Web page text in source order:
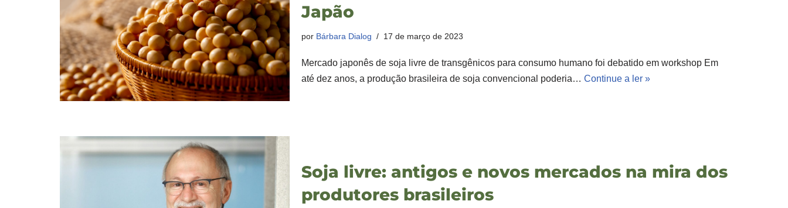
Japão
por Bárbara Dialog 17 de março de 2023
Mercado japonês de soja livre de transgênicos para consumo humano foi debatido em workshop Em
até dez anos, a produção brasileira de soja convencional poderia… Continue a ler »
Soja livre: antigos e novos mercados na mira dos
produtores brasileiros